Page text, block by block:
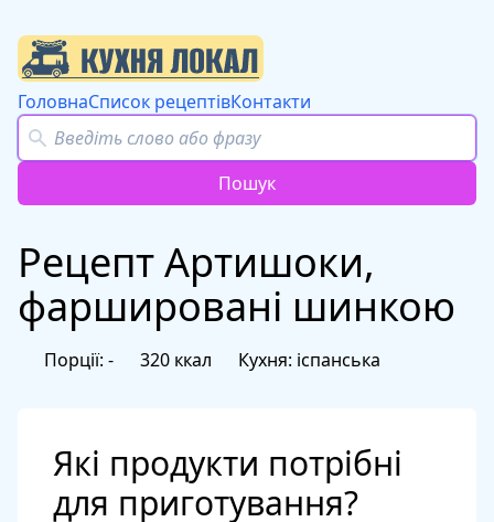
ГоловнаСписок рецептівКонтакти
Пошук
Пошук
Рецепт Артишоки,
фаршировані шинкою
Порції: - 320 ккал Кухня: іспанська
Які продукти потрібні
для приготування?